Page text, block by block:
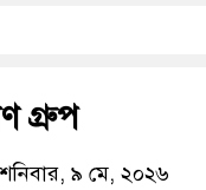
গ্রুপ
শনিবার, ৯ মে, ২০২৬